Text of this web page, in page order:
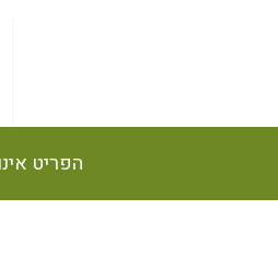
הפריט